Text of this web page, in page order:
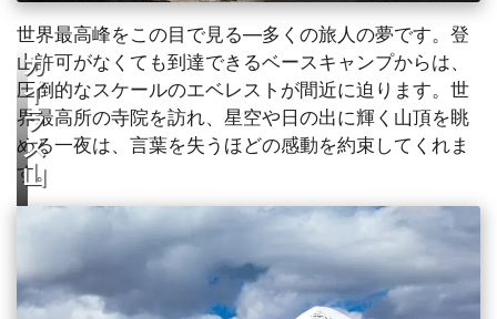
世界最高峰をこの目で見る―多くの旅人の夢です。登
山許可がなくても到達できるベースキャンプからは、
圧倒的なスケールのエベレストが間近に迫ります。世
界最高所の寺院を訪れ、星空や日の出に輝く山頂を眺
める一夜は、言葉を失うほどの感動を約束してくれま
す。
カ
イ
ラ
ス
山